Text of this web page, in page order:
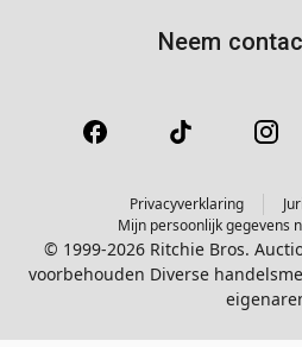
Neem
Privacyverklaring
Mijn persoonlijk gegevens
© 1999-2026 Ritchie Bros.
voorbehouden Diverse